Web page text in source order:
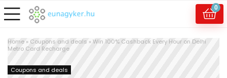
0
Home » Coupons and deals »Win 100% Cashback Every Hour on Delhi
Metro Card Recharge
Coupons and deals